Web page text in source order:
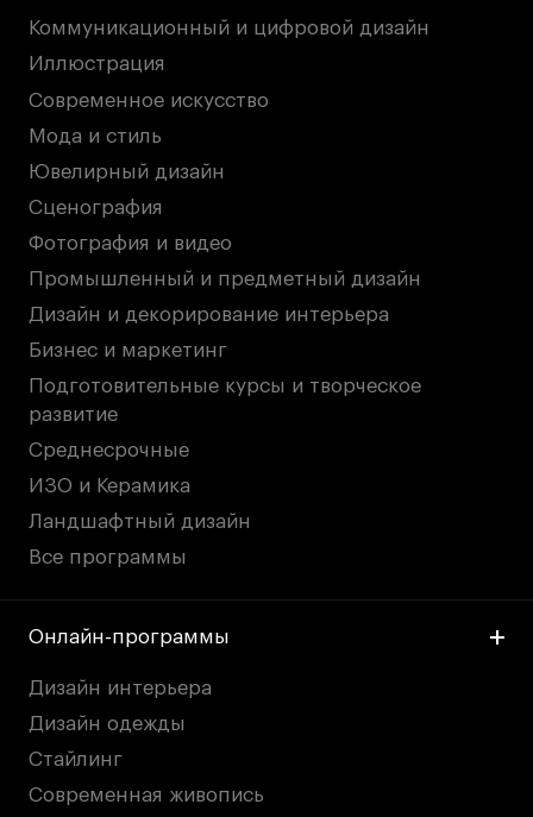
Коммуникационный и цифровой дизайн
Иллюстрация
Современное искусство
Мода и стиль
Ювелирный дизайн
Сценография
Фотография и видео
Промышленный и предметный дизайн
Дизайн и декорирование интерьера
Бизнес и маркетинг
Подготовительные курсы и творческое
развитие
Среднесрочные
ИЗО и Керамика
Ландшафтный дизайн
Все программы
Онлайн-программы
Дизайн интерьера
Дизайн одежды
Стайлинг
Современная живопись